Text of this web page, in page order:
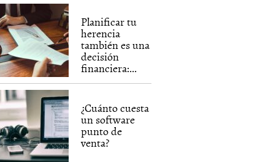
Planificar tu
herencia
también es una
decisión
financiera:...
¿Cuánto cuesta
un software
punto de
venta?